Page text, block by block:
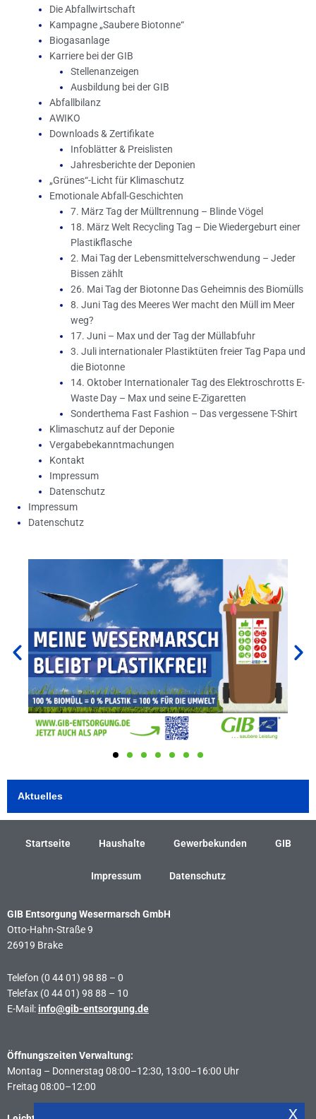
Die Abfallwirtschaft
Kampagne „Saubere Biotonne“
Biogasanlage
Karriere bei der GIB
Stellenanzeigen
Ausbildung bei der GIB
Abfallbilanz
AWIKO
Downloads & Zertifikate
Infoblätter & Preislisten
Jahresberichte der Deponien
„Grünes“-Licht für Klimaschutz
Emotionale Abfall-Geschichten
7. März Tag der Mülltrennung – Blinde Vögel
18. März Welt Recycling Tag – Die Wiedergeburt einer
Plastikflasche
2. Mai Tag der Lebensmittelverschwendung – Jeder
Bissen zählt
26. Mai Tag der Biotonne Das Geheimnis des Biomülls
8. Juni Tag des Meeres Wer macht den Müll im Meer
weg?
17. Juni – Max und der Tag der Müllabfuhr
3. Juli internationaler Plastiktüten freier Tag Papa und
die Biotonne
14. Oktober Internationaler Tag des Elektroschrotts E-
Waste Day – Max und seine E-Zigaretten
Sonderthema Fast Fashion – Das vergessene T-Shirt
Klimaschutz auf der Deponie
Vergabebekanntmachungen
Kontakt
Impressum
Datenschutz
Impressum
Datenschutz
Aktuelles
Startseite Haushalte Gewerbekunden GIB
Impressum Datenschutz
GIB Entsorgung Wesermarsch GmbH
Otto-Hahn-Straße 9
26919 Brake
Telefon (0 44 01) 98 88 – 0
Telefax (0 44 01) 98 88 – 10
E-Mail: info@gib-entsorgung.de
Öffnungszeiten Verwaltung:
Montag – Donnerstag 08:00–12:30, 13:00–16:00 Uhr
Freitag 08:00–12:00
x